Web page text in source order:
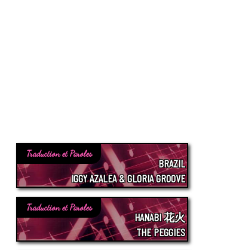
Traduction et Paroles
BRAZIL
IGGY AZALEA & GLORIA GROOVE
Traduction et Paroles
HANABI 花火
THE PEGGIES